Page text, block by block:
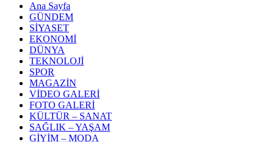
Ana Sayfa
GÜNDEM
SİYASET
EKONOMİ
DÜNYA
TEKNOLOJİ
SPOR
MAGAZİN
VİDEO GALERİ
FOTO GALERİ
KÜLTÜR – SANAT
SAĞLIK – YAŞAM
GİYİM – MODA